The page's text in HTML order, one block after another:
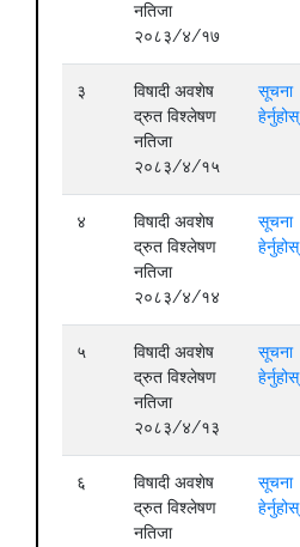
नतिजा
२०८३/४/१७
३
विषादी अवशेष
द्रुत विश्लेषण
नतिजा
२०८३/४/१५
सूचना
हेर्नुहोस्
४
विषादी अवशेष
द्रुत विश्लेषण
नतिजा
२०८३/४/१४
सूचना
हेर्नुहोस्
५
विषादी अवशेष
द्रुत विश्लेषण
नतिजा
२०८३/४/१३
सूचना
हेर्नुहोस्
६
विषादी अवशेष
द्रुत विश्लेषण
नतिजा
सूचना
हेर्नुहोस्